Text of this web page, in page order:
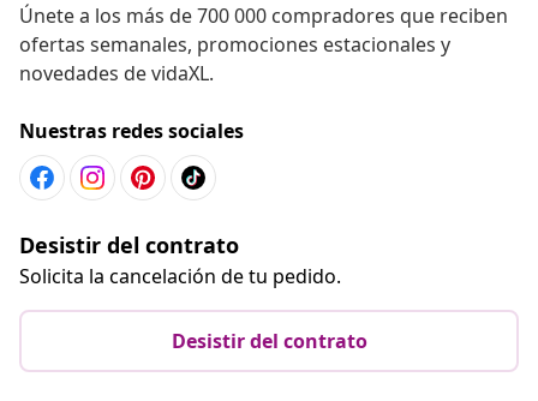
Únete a los más de 700 000 compradores que reciben
ofertas semanales, promociones estacionales y
novedades de vidaXL.
Nuestras redes sociales
Desistir del contrato
Solicita la cancelación de tu pedido.
Desistir del contrato